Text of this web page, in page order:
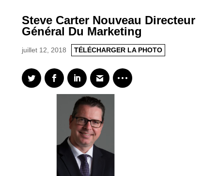
Steve Carter Nouveau Directeur
Général Du Marketing
juillet 12, 2018 TÉLÉCHARGER LA PHOTO